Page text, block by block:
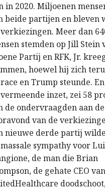
in 2020. Miljoenen
beide partijen en bleven
Meer dan
stemden op Jill Stein
Partij en RFK, Jr.
hoewel hij zich
en Trump steunde.
inzet, zei 58
de ondervraagden aan de
van de
nieuwe derde partij
sympathy voor
de man die Brian
de gehate CEO van